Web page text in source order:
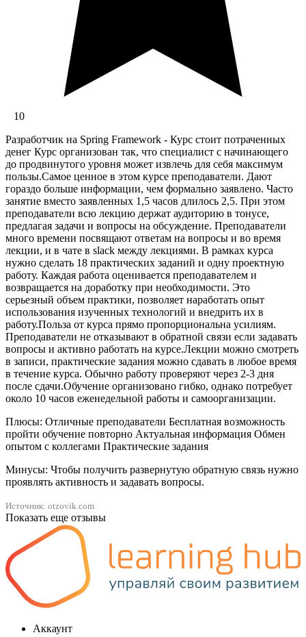
10
Разработчик на Spring Framework - Курс стоит потраченных
денег Курс организован так, что специалист с начинающего
до продвинутого уровня может извлечь для себя максимум
пользы.Самое ценное в этом курсе преподаватели. Дают
гораздо больше информации, чем формально заявлено. Часто
занятие вместо заявленных 1,5 часов длилось 2,5. При этом
преподаватели всю лекцию держат аудиторию в тонусе,
предлагая задачи и вопросы на обсуждение. Преподаватели
много времени посвящают ответам на вопросы и во время
лекции, и в чате в slack между лекциями. В рамках курса
нужно сделать 18 практических заданий и одну проектную
работу. Каждая работа оценивается преподавателем и
возвращается на доработку при необходимости. Это
серьезный объем практики, позволяет наработать опыт
использования изученных технологий и внедрить их в
работу.Польза от курса прямо пропорциональна усилиям.
Преподаватели не отказывают в обратной связи если задавать
вопросы и активно работать на курсе.Лекции можно смотреть
в записи, практические задания можно сдавать в любое время
в течение курса. Обычно работу проверяют через 2-3 дня
после сдачи.Обучение организовано гибко, однако потребует
около 10 часов еженедельной работы и самоорганизации.
Плюсы: Отличные преподаватели Бесплатная возможность
пройти обучение повторно Актуальная информация Обмен
опытом с коллегами Практические задания
Минусы: Чтобы получить развернутую обратную связь нужно
проявлять активность и задавать вопросы.
Источник: otzovik.com
Показать еще отзывы
Аккаунт